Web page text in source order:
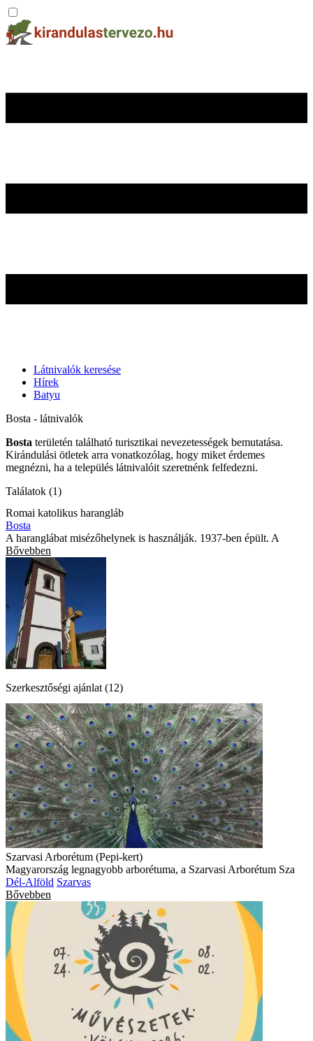
Látnivalók keresése
Hírek
Batyu
Bosta - látnivalók
Bosta területén található turisztikai nevezetességek bemutatása.
Kirándulási ötletek arra vonatkozólag, hogy miket érdemes
megnézni, ha a település látnivalóit szeretnénk felfedezni.
Találatok (1)
Romai katolikus harangláb
Bosta
A haranglábat misézőhelynek is használják. 1937-ben épült. A
Bővebben
Szerkesztőségi ajánlat (12)
Szarvasi Arborétum (Pepi-kert)
Magyarország legnagyobb arborétuma, a Szarvasi Arborétum Sza
Dél-Alföld Szarvas
Bővebben